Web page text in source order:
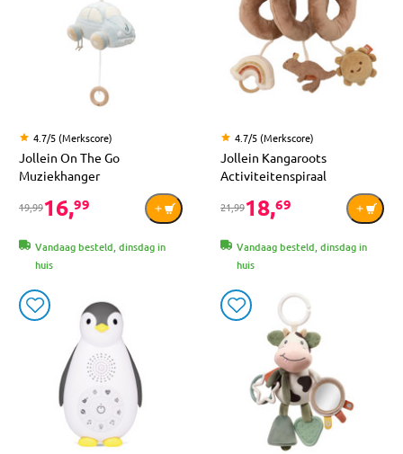
4.7/5 (Merkscore)
Jollein On The Go
Muziekhanger
19,9916,99
Vandaag besteld, dinsdag in
huis
4.7/5 (Merkscore)
Jollein Kangaroots
Activiteitenspiraal
21,9918,69
Vandaag besteld, dinsdag in
huis